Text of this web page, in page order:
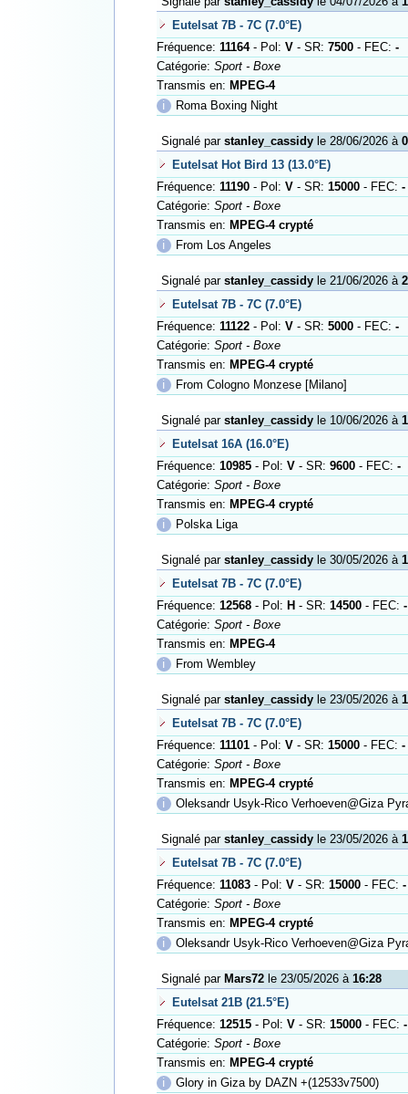
Eutelsat 7B - 7C (7.0°E)
Fréquence: 11164- Pol: V- SR: 7500- FEC: -
Catégorie: Sport - Boxe
Transmis en: MPEG-4
ℹ
Roma Boxing Night
Signalé par stanley_cassidyle 28/06/2026 à
Eutelsat Hot Bird 13 (13.0°E)
Fréquence: 11190- Pol: V- SR: 15000- FEC: -
Catégorie: Sport - Boxe
Transmis en: MPEG-4 crypté
ℹ
From Los Angeles
Signalé par stanley_cassidyle 21/06/2026 à
Eutelsat 7B - 7C (7.0°E)
Fréquence: 11122- Pol: V- SR: 5000- FEC: -
Catégorie: Sport - Boxe
Transmis en: MPEG-4 crypté
ℹ
From Cologno Monzese [Milano]
Signalé par stanley_cassidyle 10/06/2026 à
Eutelsat 16A (16.0°E)
Fréquence: 10985- Pol: V- SR: 9600- FEC: -
Catégorie: Sport - Boxe
Transmis en: MPEG-4 crypté
ℹ
Polska Liga
Signalé par stanley_cassidyle 30/05/2026 à
Eutelsat 7B - 7C (7.0°E)
Fréquence: 12568- Pol: H - SR: 14500- FEC: -
Catégorie: Sport - Boxe
Transmis en: MPEG-4
ℹ
From Wembley
Signalé par stanley_cassidyle 23/05/2026 à
Eutelsat 7B - 7C (7.0°E)
Fréquence: 11101- Pol: V- SR: 15000- FEC: -
Catégorie: Sport - Boxe
Transmis en: MPEG-4 crypté
ℹ
Oleksandr Usyk-Rico Verhoeven@Giza
Signalé par stanley_cassidyle 23/05/2026 à
Eutelsat 7B - 7C (7.0°E)
Fréquence: 11083- Pol: V- SR: 15000- FEC: -
Catégorie: Sport - Boxe
Transmis en: MPEG-4 crypté
ℹ
Oleksandr Usyk-Rico Verhoeven@Giza
Signalé par Mars72le 23/05/2026 à 16:28
Eutelsat 21B (21.5°E)
Fréquence: 12515- Pol: V- SR: 15000- FEC: -
Catégorie: Sport - Boxe
Transmis en: MPEG-4 crypté
ℹ
Glory in Giza by DAZN +(12533v7500)